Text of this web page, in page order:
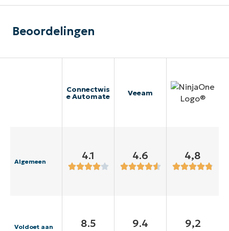
Beoordelingen
Connectwis
e Automate Veeam
Algemeen 4.1 4.6 4,8
Voldoet aan
8.5 9.4 9,2